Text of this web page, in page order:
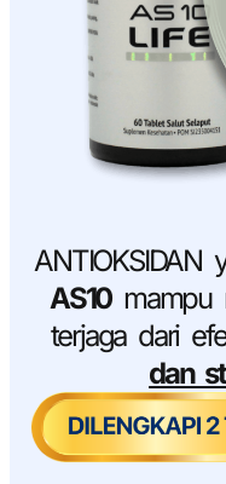
ANTIOKSIDAN
AS10mampu
terjaga dari
dan